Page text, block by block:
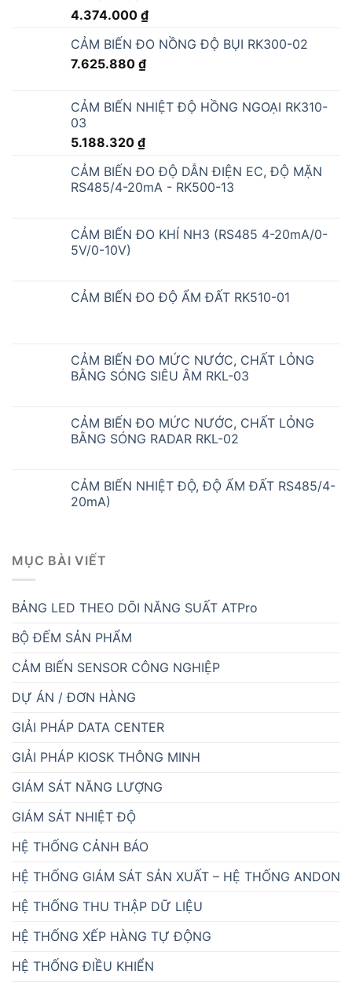
4.374.000 ₫
CẢM BIẾN ĐO NỒNG ĐỘ BỤI RK300-02
7.625.880 ₫
CẢM BIẾN NHIỆT ĐỘ HỒNG NGOẠI RK310-
03
5.188.320 ₫
CẢM BIẾN ĐO ĐỘ DẪN ĐIỆN EC, ĐỘ MẶN
RS485/4-20mA - RK500-13
CẢM BIẾN ĐO KHÍ NH3 (RS485 4-20mA/0-
5V/0-10V)
CẢM BIẾN ĐO ĐỘ ẨM ĐẤT RK510-01
CẢM BIẾN ĐO MỨC NƯỚC, CHẤT LỎNG
BẰNG SÓNG SIÊU ÂM RKL-03
CẢM BIẾN ĐO MỨC NƯỚC, CHẤT LỎNG
BẰNG SÓNG RADAR RKL-02
CẢM BIẾN NHIỆT ĐỘ, ĐỘ ẨM ĐẤT RS485/4-
20mA)
MỤC BÀI VIẾT
BẢNG LED THEO DÕI NĂNG SUẤT ATPro
BỘ ĐẾM SẢN PHẨM
CẢM BIẾN SENSOR CÔNG NGHIỆP
DỰ ÁN / ĐƠN HÀNG
GIẢI PHÁP DATA CENTER
GIẢI PHÁP KIOSK THÔNG MINH
GIÁM SÁT NĂNG LƯỢNG
GIÁM SÁT NHIỆT ĐỘ
HỆ THỐNG CẢNH BÁO
HỆ THỐNG GIÁM SÁT SẢN XUẤT – HỆ THỐNG ANDON
HỆ THỐNG THU THẬP DỮ LIỆU
HỆ THỐNG XẾP HÀNG TỰ ĐỘNG
HỆ THỐNG ĐIỀU KHIỂN